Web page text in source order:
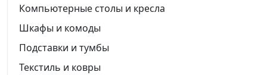
Компьютерные столы и кресла
Шкафы и комоды
Подставки и тумбы
Текстиль и ковры